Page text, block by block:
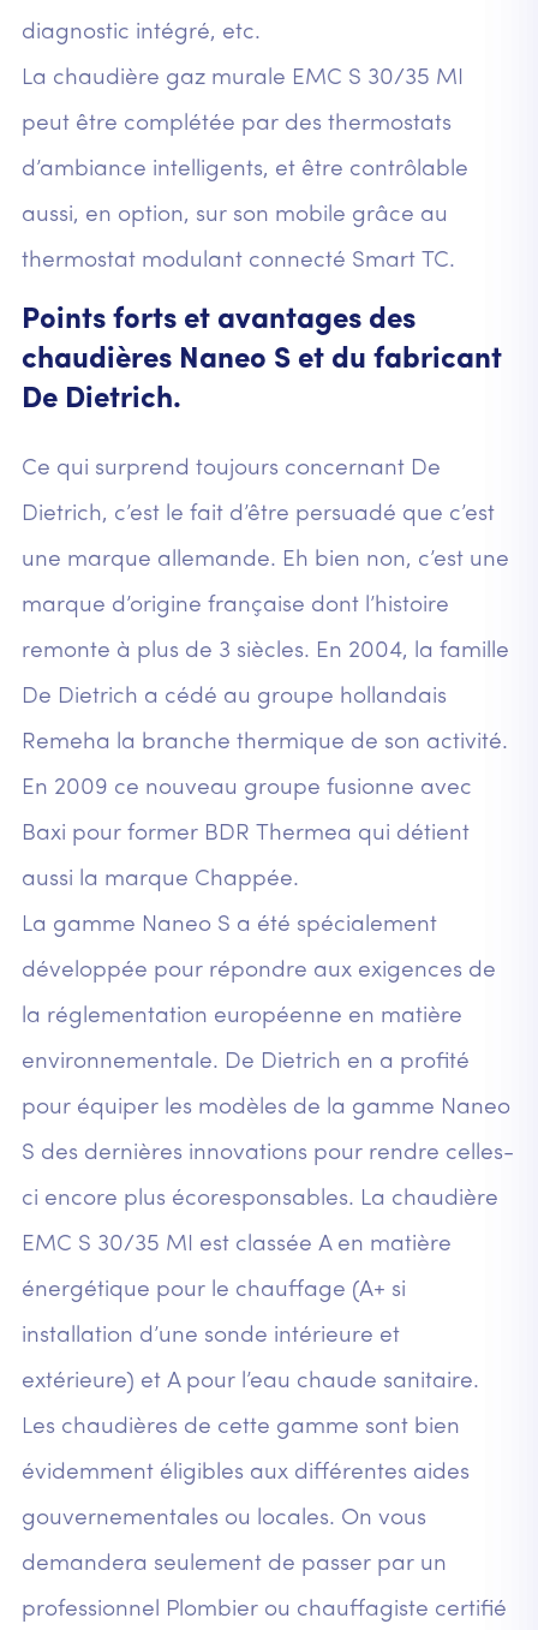
diagnostic intégré, etc.
La chaudière gaz murale EMC S 30/35 MI
peut être complétée par des thermostats
d’ambiance intelligents, et être contrôlable
aussi, en option, sur son mobile grâce au
thermostat modulant connecté Smart TC.
Points forts et avantages des
chaudières Naneo S et du fabricant
De Dietrich.
Ce qui surprend toujours concernant De
Dietrich, c’est le fait d’être persuadé que c’est
une marque allemande. Eh bien non, c’est une
marque d’origine française dont l’histoire
remonte à plus de 3 siècles. En 2004, la famille
De Dietrich a cédé au groupe hollandais
Remeha la branche thermique de son activité.
En 2009 ce nouveau groupe fusionne avec
Baxi pour former BDR Thermea qui détient
aussi la marque Chappée.
La gamme Naneo S a été spécialement
développée pour répondre aux exigences de
la réglementation européenne en matière
environnementale. De Dietrich en a profité
pour équiper les modèles de la gamme Naneo
S des dernières innovations pour rendre celles-
ci encore plus écoresponsables. La chaudière
EMC S 30/35 MI est classée A en matière
énergétique pour le chauffage (A+ si
installation d’une sonde intérieure et
extérieure) et A pour l’eau chaude sanitaire.
Les chaudières de cette gamme sont bien
évidemment éligibles aux différentes aides
gouvernementales ou locales. On vous
demandera seulement de passer par un
professionnel Plombier ou chauffagiste certifié